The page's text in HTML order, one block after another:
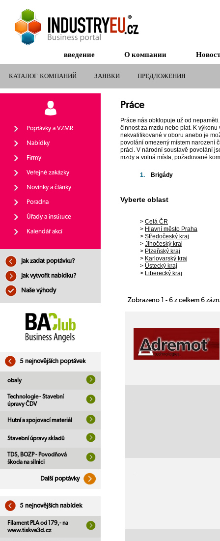
введение О компании
КАТАЛОГ КОМПАНИЙ ЗАЯВКИ ПРЕДЛОЖЕНИЯ
СУБСИДИИ ДЛЯ КОМПАНИЙ
Poptávky a VZMR
Nabídky
Firmy
Veřejné zakázky
Novinky a články
Poradna
Úřady a instituce
Kalendář akcí
Jak zadat poptávku?
Jak vytvořit nabídku?
Naše výhody
5 nejnovějších poptávek
obaly
Technologie - Stavební
úpravy ČDV
Hutní a spojovací materiál
Stavební úpravy skladů
TDS, BOZP - Povodňová
škoda na silnici
Další poptávky
5 nejnovějších nabídek
Filament PLA od 179,- na
www.tiskve3d.cz
Práce
Práce nás obklopuje už od
činnost za mzdu nebo plat. K
nekvalifikované v oboru anebo je
povolání omezený místem narození
práci. V národní soustavě povolání
mzdy a volná místa, požadované
1. Brigády
Vyberte oblast
> Celá ČR
> Hlavní město Praha
> Středočeský kraj
> Jihočeský kraj
> Plzeňský kraj
> Karlovarský kraj
> Ústecký kraj
> Liberecký kraj
Zobrazeno 1 - 6 z celkem 6